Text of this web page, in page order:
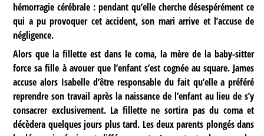
hémorragie cérébrale : pendant qu’elle cherche désespérément ce
qui a pu provoquer cet accident, son mari arrive et l’accuse de
négligence.
Alors que la fillette est dans le coma, la mère de la baby-sitter
force sa fille à avouer que l’enfant s’est cognée au square. James
accuse alors Isabelle d’être responsable du fait qu’elle a préféré
reprendre son travail après la naissance de l’enfant au lieu de s’y
consacrer exclusivement. La fillette ne sortira pas du coma et
décèdera quelques jours plus tard. Les deux parents plongés dans